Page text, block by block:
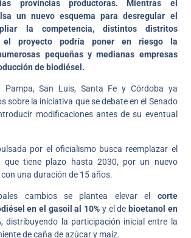
provincias productoras. Mientras el
un nuevo esquema para desregular el
la competencia, distintos distritos
el proyecto podría poner en riesgo la
pequeñas y medianas empresas
de biodiésel.
Pampa, San Luis, Santa Fe y Córdoba ya
sobre la iniciativa que se debate en el Senado
modificaciones antes de su eventual
por el oficialismo busca reemplazar el
que tiene plazo hasta 2030, por un nuevo
una duración de 15 años.
cambios se plantea elevar el corte
en el gasoil al 10% y el de bioetanol en
, distribuyendo la participación inicial entre la
de caña de azúcar y maíz.